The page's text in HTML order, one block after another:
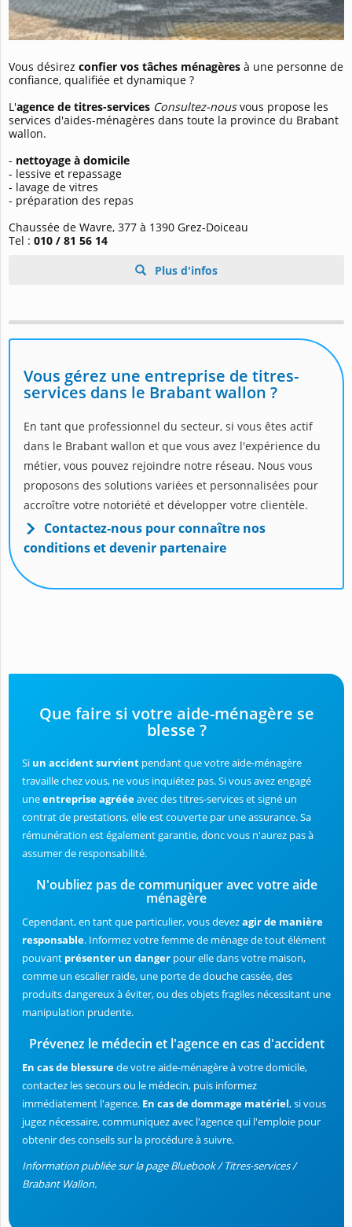
Vous désirez confier vos tâches ménagères à une personne de
confiance, qualifiée et dynamique ?
L'agence de titres-services Consultez-nousvous propose les
services d'aides-ménagères dans toute la province du Brabant
wallon.
- nettoyage à domicile
- lessive et repassage
- lavage de vitres
- préparation des repas
Chaussée de Wavre, 377 à 1390 Grez-Doiceau
Tel : 010 / 81 56 14
Plus d'infos
Vous gérez une entreprise de titres-
services dans le Brabant wallon ?
En tant que professionnel du secteur, si vous êtes actif
dans le Brabant wallon et que vous avez l'expérience du
métier, vous pouvez rejoindre notre réseau. Nous vous
proposons des solutions variées et personnalisées pour
accroître votre notoriété et développer votre clientèle.
Contactez-nous pour connaître nos
conditions et devenir partenaire
Que faire si votre aide-ménagère se
blesse ?
Si un accident survient pendant que votre aide-ménagère
travaille chez vous, ne vous inquiétez pas. Si vous avez engagé
uneentreprise agrééeavec des titres-services et signé un
contrat de prestations, elle est couverte par une assurance. Sa
rémunération est également garantie, donc vous n'aurez pas à
assumer de responsabilité.
N'oubliez pas de communiquer avec votre aide
ménagère
Cependant, en tant que particulier, vous devezagir de manière
responsable. Informez votre femme de ménage de tout élément
pouvant présenter un danger pour elle dans votre maison,
comme un escalier raide, une porte de douche cassée, des
produits dangereux à éviter, ou des objets fragiles nécessitant une
manipulation prudente.
Prévenez le médecin et l'agence en cas d'accident
En cas de blessurede votre aide-ménagère à votre domicile,
contactez les secours ou le médecin, puis informez
immédiatement l'agence. En cas de dommage matériel, si vous
jugez nécessaire, communiquez avec l'agence qui l'emploie pour
obtenir des conseils sur la procédure à suivre.
Information publiée sur la page Bluebook / Titres-services /
Brabant Wallon.